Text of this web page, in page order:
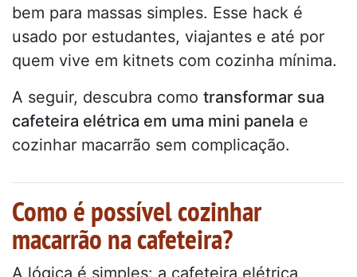
bem para massas simples. Esse hack é
usado por estudantes, viajantes e até por
quem vive em kitnets com cozinha mínima.
A seguir, descubra como transformar sua
cafeteira elétrica em uma mini panela e
cozinhar macarrão sem complicação.
Como é possível cozinhar
macarrão na cafeteira?
A lógica é simples: a cafeteira elétrica